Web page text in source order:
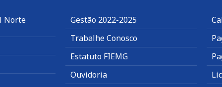
Norte
Gestão 2022-2025
Trabalhe Conosco
Estatuto FIEMG
Ouvidoria